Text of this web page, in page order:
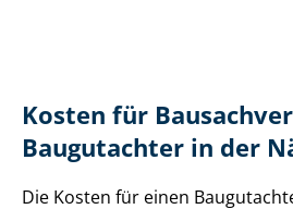
Kosten für
Baugutachter in der
Die Kosten für einen